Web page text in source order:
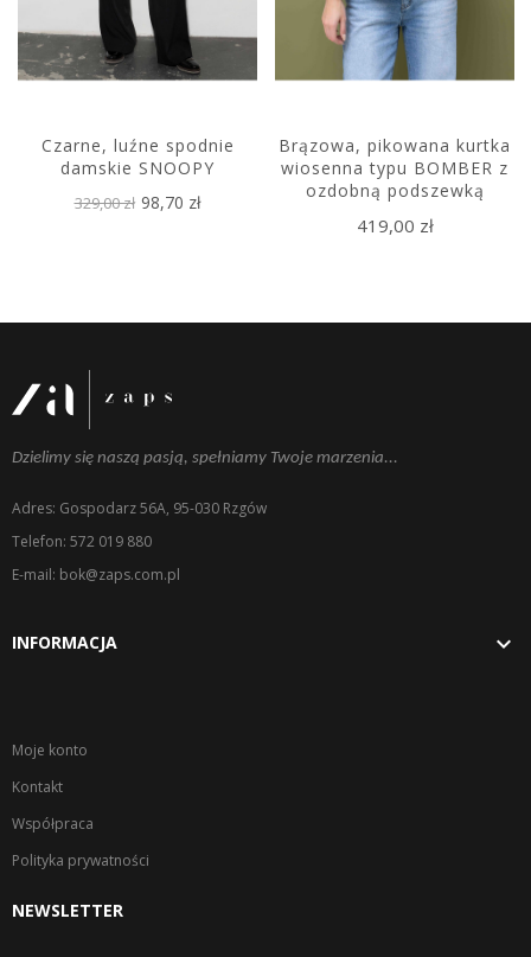
Czarne, luźne spodnie
damskie SNOOPY
329,00 zł 98,70 zł
Brązowa, pikowana kurtka
wiosenna typu BOMBER z
ozdobną podszewką
419,00 zł
Dzielimy się naszą pasją, spełniamy Twoje marzenia...
Adres: Gospodarz 56A, 95-030 Rzgów
Telefon: 572 019 880
E-mail: bok@zaps.com.pl
INFORMACJA 
Moje konto
Kontakt
Współpraca
Polityka prywatności
NEWSLETTER